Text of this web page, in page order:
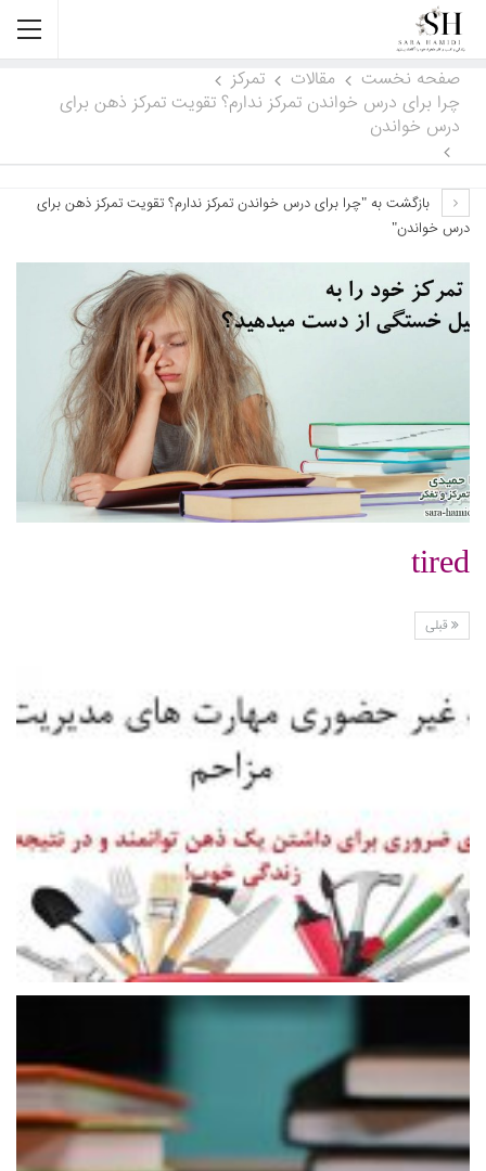
صفحه نخست مقالات
تمرکز
چرا برای درس خواندن تمرکز ندارم؟ تقویت تمرکز ذهن برای
درس خواندن
بازگشت به "چرا برای درس خواندن تمرکز ندارم؟ تقویت تمرکز ذهن برای
درس خواندن"
tired
قبلی